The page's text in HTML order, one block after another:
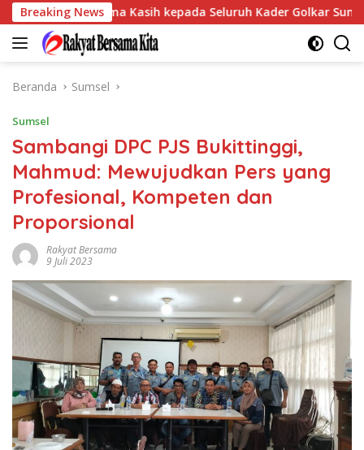
Langsung
ke
konten
Breaking News
Terima Kasih kepada Seluruh Kader Golkar Sumsel
Beranda Sumsel
Sumsel
Sambangi DPC PJS Bukittinggi,
Mahmud: Mewujudkan Pers yang
Profesional, Kompeten dan
Proporsional
Rakyat Bersama
9 Juli 2023